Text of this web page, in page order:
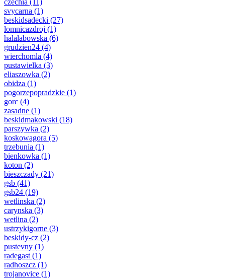
czechia (11)
svycarna (1)
beskidsadecki (27)
lomnicazdroj (1)
halalabowska (6)
grudzien24 (4)
wierchomla (4)
pustawielka (3)
eliaszowka (2)
obidza (1)
pogorzepopradzkie (1)
gorc (4)
zasadne (1)
beskidmakowski (18)
parszywka (2)
koskowagora (5)
trzebunia (1)
bienkowka (1)
koton (2)
bieszczady (21)
gsb (41)
gsb24 (19)
wetlinska (2)
carynska (3)
wetlina (2)
ustrzykigorne (3)
beskidy-cz (2)
pustevny (1)
radegast (1)
radhoszcz (1)
trojanovice (1)